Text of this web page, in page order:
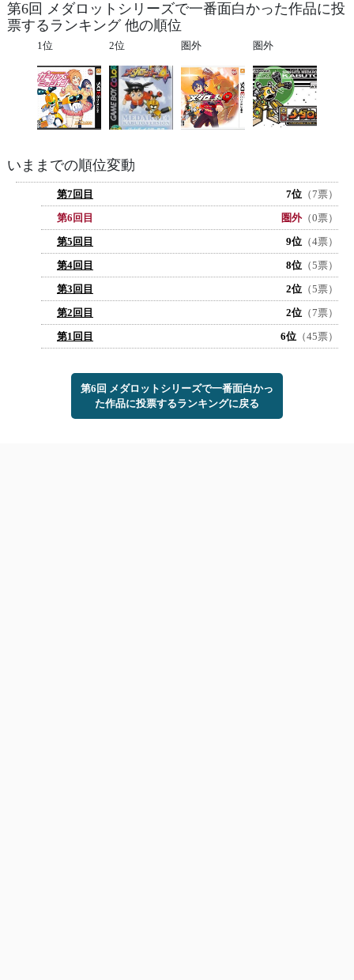
第6回 メダロットシリーズで一番面白かった作品に投
票するランキング 他の順位
1位 2位 圏外 圏外
いままでの順位変動
第7回目 7位 （7票）
第6回目
圏外（0票）
第5回目
9位 （4票）
第4回目
8位 （5票）
第3回目
2位 （5票）
第2回目
2位 （7票）
第1回目
6位 （45票）
第6回 メダロットシリーズで一番面白かっ
た作品に投票するランキングに戻る